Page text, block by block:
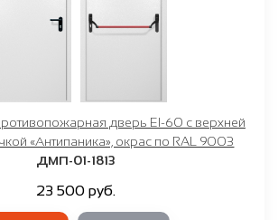
дверь EI-60 с верхней
«Антипаника», окрас по RAL 9003
ДМП-01-1813
23 500 руб.